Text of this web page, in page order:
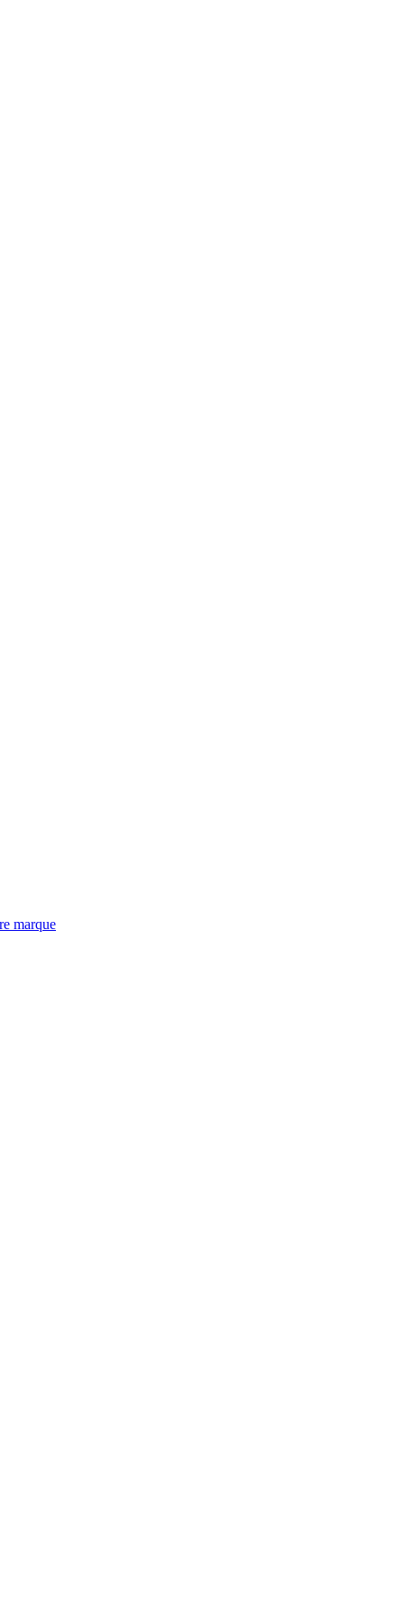
marque